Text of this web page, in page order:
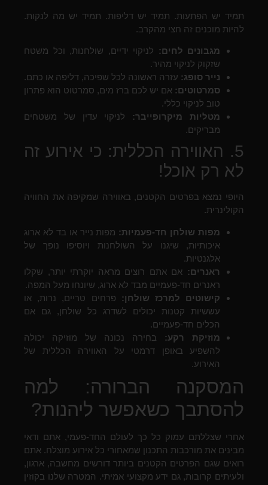
תמיד יש הפתעות. תמיד יש דליפות. תמיד יש מה לנקות.
להיות מוכנים זה חצי מהקרב.
מגבונים לחים: לניקוי ידיים, שולחנות, וכל משטח
שזקוק לניקוי מהיר.
נייר סופג: עזרה ראשונה לכל שפיכה, דליפה או כתם.
סמרטוטים: אם יש לכם ברז מים, סמרטוט הוא פתרון
טוב לניקוי כללי.
מטליות מיקרופייבר: לניקוי עדין של משטחים
מבריקים.
5. האווירה הכללית: כי אירוע זה
לא רק אוכל!
היופי נמצא בפרטים הקטנים, באווירה שמקיפה את החוויה
הקולינרית.
מפות שולחן חד-פעמיות: מפות נייר או בד לא ארוג
איכותיות, שיגנו על השולחנות ויוסיפו נופך של
אלגנטיות.
ראנרים: אם אתם רוצים מראה יוקרתי יותר, שקלו
ראנרים חד-פעמיים מבד לא ארוג, שיונחו מעל המפה.
קישוטים למרכז שולחן: פרחים טריים, נרות, או
עששיות קטנות יכולים לשדרג כל שולחן, גם אם
הכלים חד-פעמיים.
מוזיקת רקע: בחירה נכונה של מוזיקה יכולה
להשפיע באופן דרמטי על האווירה הכללית של
האירוע.
המסקנה הברורה: למה
להסתבך כשאפשר ליהנות?
אחרי שצללתם עמוק כל כך לעולם החד-פעמי, אתם ודאי
מבינים את מורכבות התכנון שמאחורי כל אירוע מוצלח. אתם
רואים שגם הפרטים הקטנים ביותר דורשים מחשבה, ארגון,
ולעיתים קרובות, גם ידע מקצועי אמיתי. המטרה שלנו בקוזין